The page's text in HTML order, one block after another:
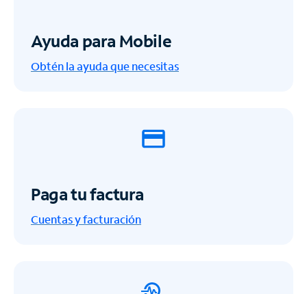
Ayuda para Mobile
Obtén la ayuda que necesitas
Paga tu factura
Cuentas y facturación